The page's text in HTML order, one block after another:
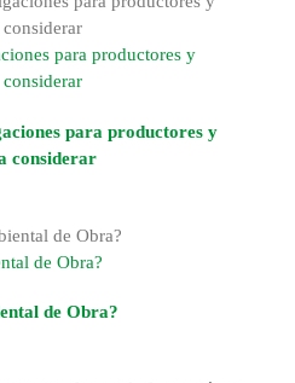
para productores y
para productores y
considerar
de Obra?
de Obra?